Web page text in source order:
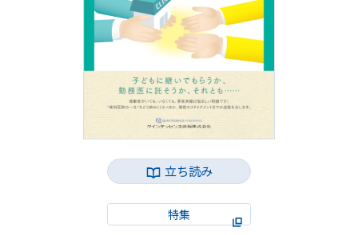
電子BOOK
著者一覧
立ち読み
特集